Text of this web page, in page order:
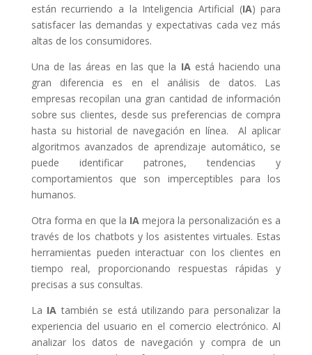
están recurriendo a la Inteligencia Artificial (IA) para
satisfacer las demandas y expectativas cada vez más
altas de los consumidores.
Una de las áreas en las que la IA está haciendo una
gran diferencia es en el análisis de datos. Las
empresas recopilan una gran cantidad de información
sobre sus clientes, desde sus preferencias de compra
hasta su historial de navegación en línea. Al aplicar
algoritmos avanzados de aprendizaje automático, se
puede identificar patrones, tendencias y
comportamientos que son imperceptibles para los
humanos.
Otra forma en que la IA mejora la personalización es a
través de los chatbots y los asistentes virtuales. Estas
herramientas pueden interactuar con los clientes en
tiempo real, proporcionando respuestas rápidas y
precisas a sus consultas.
La IA también se está utilizando para personalizar la
experiencia del usuario en el comercio electrónico. Al
analizar los datos de navegación y compra de un